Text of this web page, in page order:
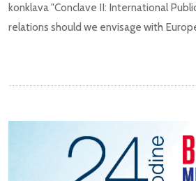
konklava "Conclave II: International
relations should we envisage with